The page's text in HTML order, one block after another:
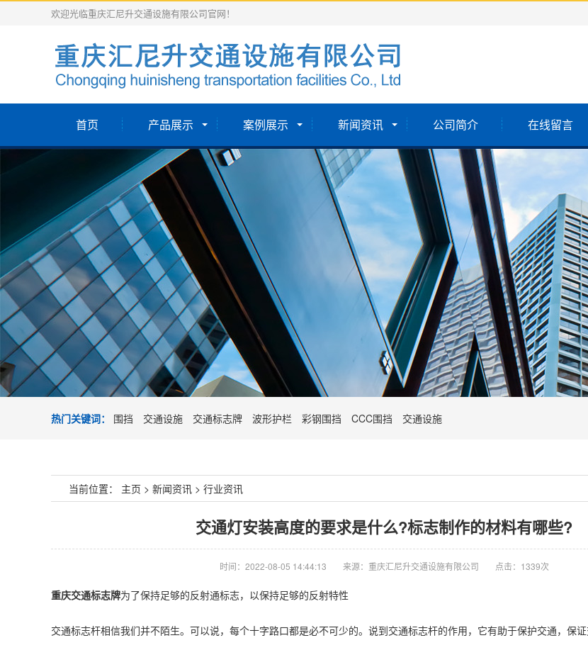
欢迎光临重庆汇尼升交通设施有限公司官网！
首页 产品展示 案例展示 新闻资讯 公司简介 在线留言
热门关键词： 围挡 交通设施 交通标志牌 波形护栏 彩钢围挡 CCC围挡 交通设施
当前位置： 主页 > 新闻资讯 > 行业资讯
交通灯安装高度的要求是什么?标志制作的材料有哪些?
时间：2022-08-05 14:44:13 来源：重庆汇尼升交通设施有限公司 点击：1339次
重庆交通标志牌为了保持足够的反射通标志，以保持足够的反射特性
交通标志杆相信我们并不陌生。可以说，每个十字路口都是必不可少的。说到交通标志杆的作用，它有助于保护交通，保证